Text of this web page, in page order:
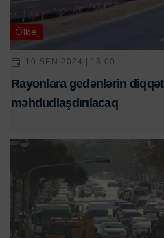
Ölkə
10 SEN 2024 | 13:00
Rayonlara gedənlərin
məhdudlaşdırılacaq